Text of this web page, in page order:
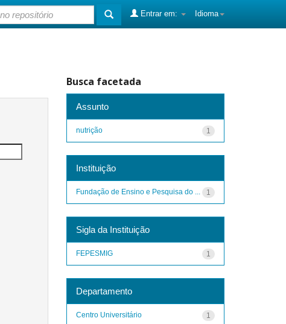
Idioma
Entrar em:
Busca facetada
Assunto
1
nutrição
Instituição
1
Fundação de Ensino e Pesquisa do ...
Sigla da Instituição
1
FEPESMIG
Departamento
1
Centro Universitário